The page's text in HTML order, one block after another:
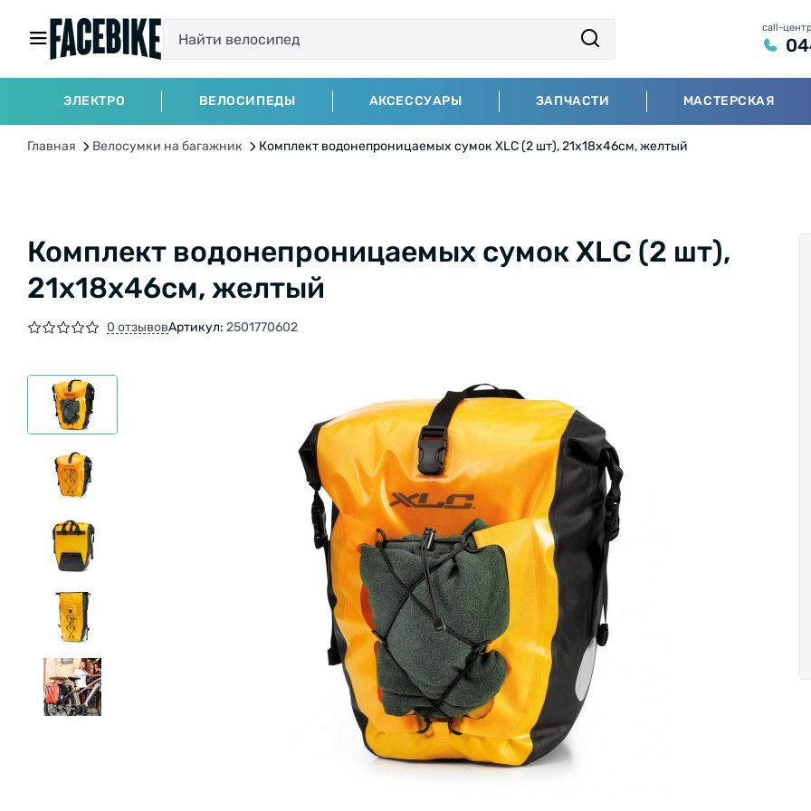
call-центр
ЭЛЕКТРО ВЕЛОСИПЕДЫ АКСЕССУАРЫ ЗАПЧАСТИ МАСТЕРСКАЯ
Главная Велосумки на багажник Комплект водонепроницаемых сумок XLC (2 шт), 21x18x46см, желтый
Комплект водонепроницаемых сумок XLC (2 шт),
21x18x46см, желтый
0 отзывовАртикул: 2501770602